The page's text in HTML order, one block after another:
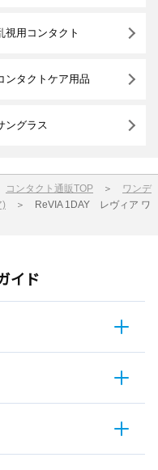
視用コンタクト
ンタクトケア用品
ングラス
コンタクト通販TOP ＞ ワンデ
) ＞ ReVIA 1DAY レヴィア ワ
イド